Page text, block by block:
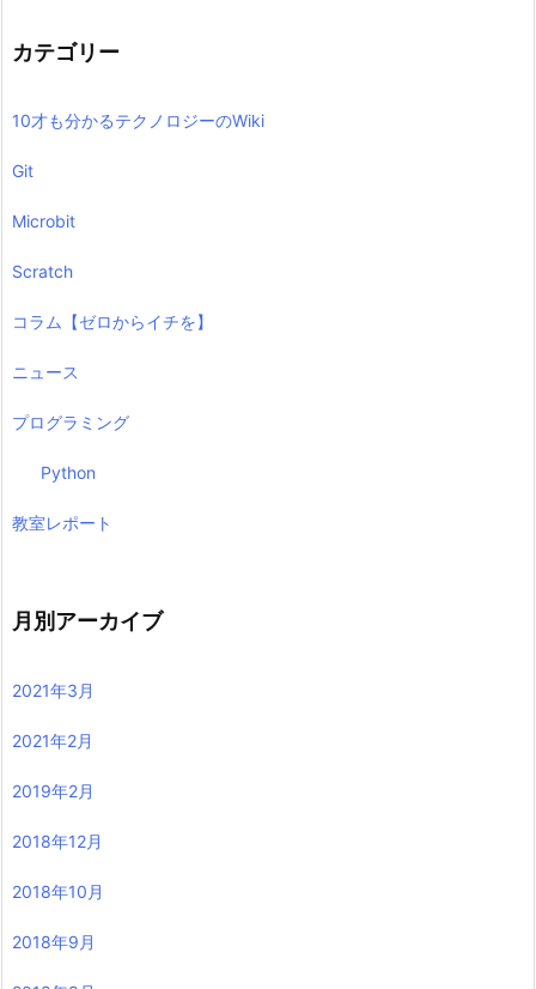
カテゴリー
10才も分かるテクノロジーのWiki
Git
Microbit
Scratch
コラム【ゼロからイチを】
ニュース
プログラミング
Python
教室レポート
月別アーカイブ
2021年3月
2021年2月
2019年2月
2018年12月
2018年10月
2018年9月